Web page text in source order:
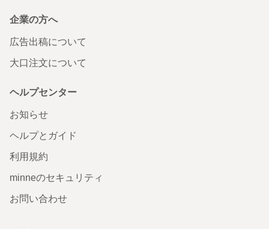
企業の方へ
広告出稿について
大口注文について
ヘルプセンター
お知らせ
ヘルプとガイド
利用規約
minneのセキュリティ
お問い合わせ